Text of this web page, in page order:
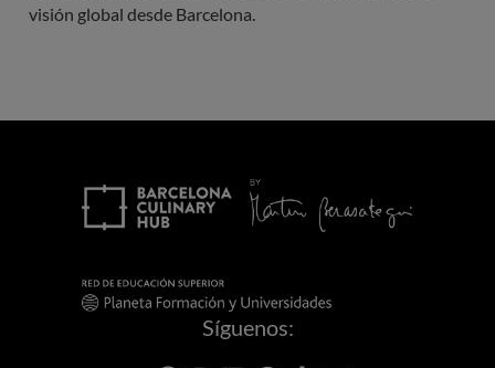
visión global desde Barcelona.
Síguenos: